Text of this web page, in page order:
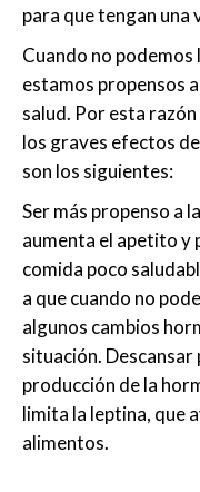
para que tengan una
Cuando no
estamos propensos
salud. Por esta
los graves efectos
son los siguientes:
Ser más propenso a
aumenta el apetito y
comida poco
a que cuando no
algunos cambios
situación. Descansar
producción de la
limita la leptina, que
alimentos.